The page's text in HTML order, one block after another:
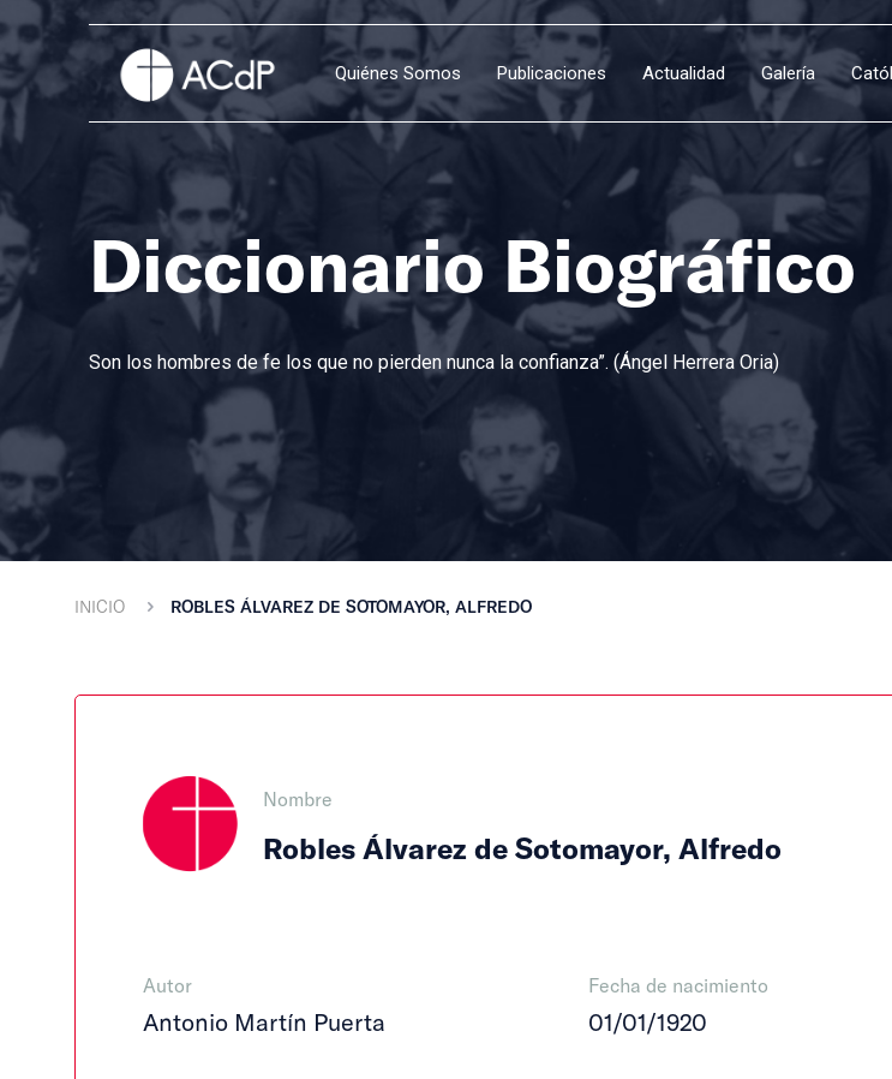
Quiénes Somos Publicaciones Actualidad Galería
Diccionario Biográfico
Son los hombres de fe los que no pierden nunca la confianza”. (Ángel Herrera Oria)
INICIO ROBLES ÁLVAREZ DE SOTOMAYOR, ALFREDO
Nombre
Robles Álvarez de Sotomayor, Alfredo
Autor
Antonio Martín Puerta
Fecha de nacimiento
01/01/1920